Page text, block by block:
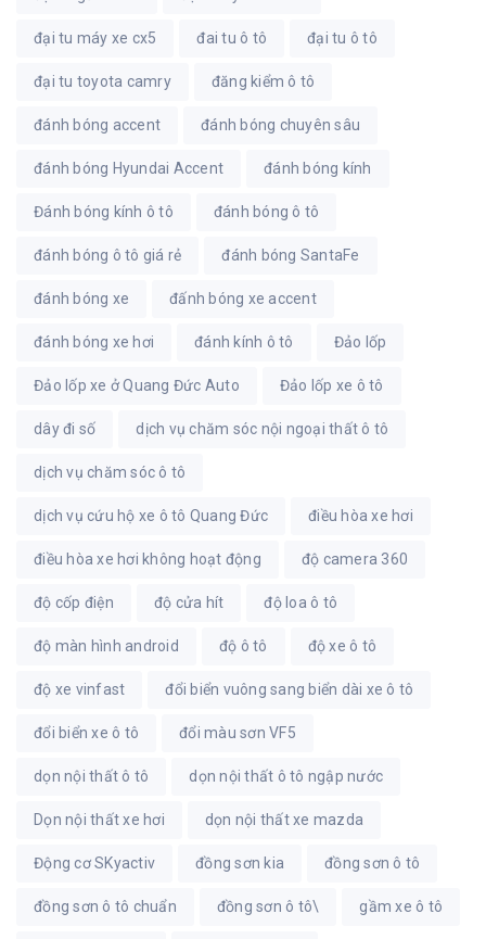
đại tu máy xe cx5 đai tu ô tô đại tu ô tô
đại tu toyota camry đăng kiểm ô tô
đánh bóng accent đánh bóng chuyên sâu
đánh bóng Hyundai Accent đánh bóng kính
Đánh bóng kính ô tô đánh bóng ô tô
đánh bóng ô tô giá rẻ đánh bóng SantaFe
đánh bóng xe đấnh bóng xe accent
đánh bóng xe hơi đánh kính ô tô Đảo lốp
Đảo lốp xe ở Quang Đức Auto Đảo lốp xe ô tô
dây đi số dịch vụ chăm sóc nội ngoại thất ô tô
dịch vụ chăm sóc ô tô
dịch vụ cứu hộ xe ô tô Quang Đức điều hòa xe hơi
điều hòa xe hơi không hoạt động độ camera 360
độ cốp điện độ cửa hít độ loa ô tô
độ màn hình android độ ô tô độ xe ô tô
độ xe vinfast đổi biển vuông sang biển dài xe ô tô
đổi biển xe ô tô đổi màu sơn VF5
dọn nội thất ô tô dọn nội thất ô tô ngập nước
Dọn nội thất xe hơi dọn nội thất xe mazda
Động cơ SKyactiv đồng sơn kia đồng sơn ô tô
đồng sơn ô tô chuẩn đồng sơn ô tô\ gầm xe ô tô